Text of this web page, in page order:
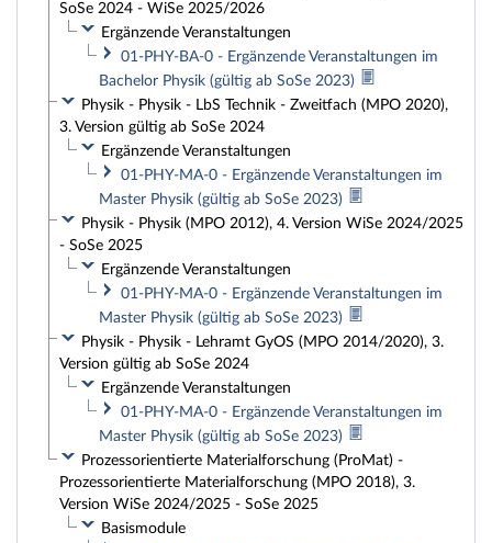
SoSe 2024 - WiSe 2025/2026
Ergänzende Veranstaltungen
01-PHY-BA-0 - Ergänzende Veranstaltungen im
Bachelor Physik (gültig ab SoSe 2023)
Physik - Physik - LbS Technik - Zweitfach (MPO 2020),
3. Version gültig ab SoSe 2024
Ergänzende Veranstaltungen
01-PHY-MA-0 - Ergänzende Veranstaltungen im
Master Physik (gültig ab SoSe 2023)
Physik - Physik (MPO 2012), 4. Version WiSe 2024/2025
- SoSe 2025
Ergänzende Veranstaltungen
01-PHY-MA-0 - Ergänzende Veranstaltungen im
Master Physik (gültig ab SoSe 2023)
Physik - Physik - Lehramt GyOS (MPO 2014/2020), 3.
Version gültig ab SoSe 2024
Ergänzende Veranstaltungen
01-PHY-MA-0 - Ergänzende Veranstaltungen im
Master Physik (gültig ab SoSe 2023)
Prozessorientierte Materialforschung (ProMat) -
Prozessorientierte Materialforschung (MPO 2018), 3.
Version WiSe 2024/2025 - SoSe 2025
Basismodule